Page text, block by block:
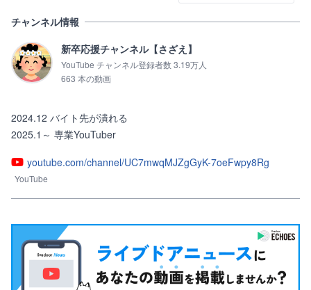
チャンネル情報
新卒応援チャンネル【さざえ】
YouTube チャンネル登録者数 3.19万人
663 本の動画
2024.12 バイト先が潰れる
2025.1～ 専業YouTuber
youtube.com/channel/UC7mwqMJZgGyK-7oeFwpy8Rg
YouTube